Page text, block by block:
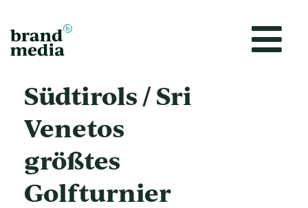
contenuto
Südtirols / Sri
Venetos
größtes
Golfturnier